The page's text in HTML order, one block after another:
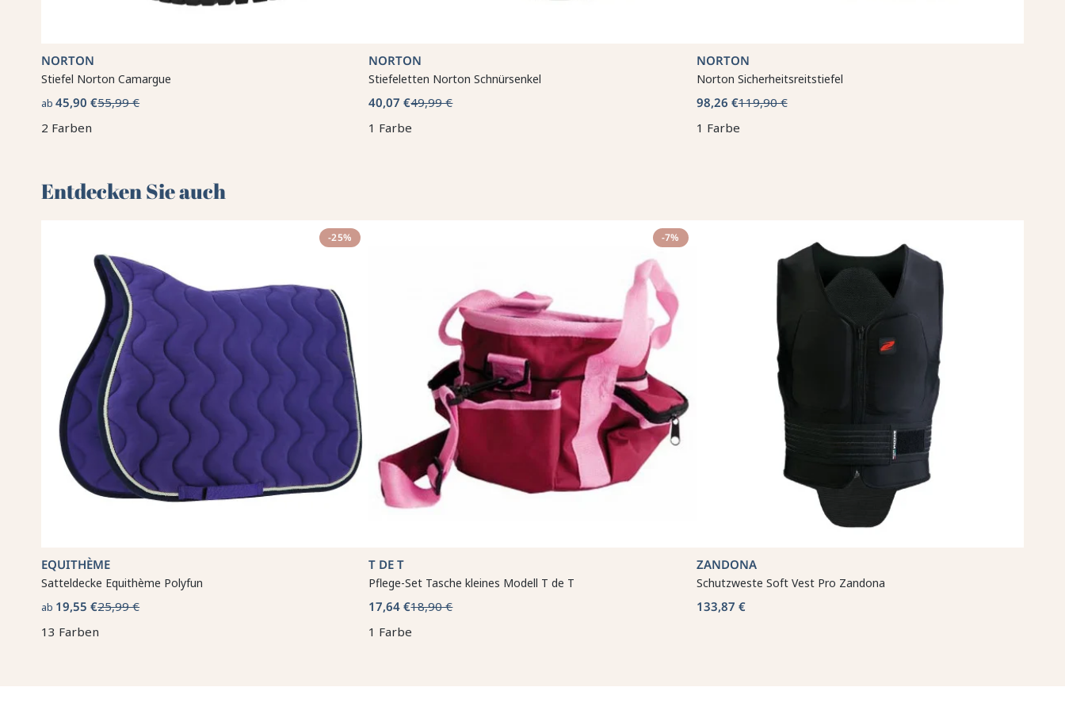
NORTON
Stiefel Norton Camargue
ab45,90 €55,99 €
2 Farben
NORTON
Stiefeletten Norton Schnürsenkel
40,07 €49,99 €
1 Farbe
NORTON
Norton Sicherheitsreitstiefel
98,26 €119,90 €
1 Farbe
Entdecken Sie auch 🌻
-25%
EQUITHÈME
Satteldecke Equithème Polyfun
ab 19,55 €25,99 €
13 Farben
-7%
T DE T
Pflege-Set Tasche kleines Modell T de T
17,64 €18,90 €
1 Farbe
ZANDONA
Schutzweste Soft Vest Pro Zandona
133,87 €